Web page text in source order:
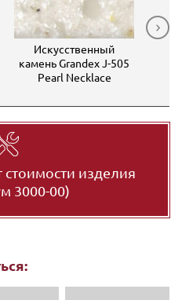
Искусственный
камень Grandex J-505
Pearl Necklace
стоимости изделия
3000-00)